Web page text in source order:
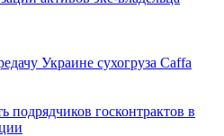
Украине сухогруза Caffa
госконтрактов в